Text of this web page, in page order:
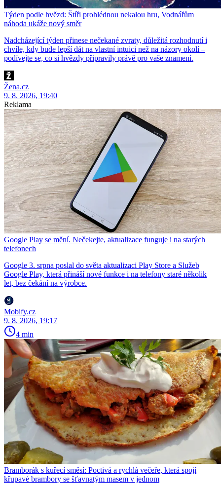
Týden podle hvězd: Štíři prohlédnou nekalou hru, Vodnářům
náhoda ukáže nový směr
Nadcházející týden přinese nečekané zvraty, důležitá rozhodnutí i
chvíle, kdy bude lepší dát na vlastní intuici než na názory okolí –
podívejte se, co si hvězdy připravily právě pro vaše znamení.
Žena.cz
9. 8. 2026, 19:40
Reklama
Google Play se mění. Nečekejte, aktualizace funguje i na starých
telefonech
Google 3. srpna poslal do světa aktualizaci Play Store a Služeb
Google Play, která přináší nové funkce i na telefony staré několik
let, bez čekání na výrobce.
Mobify.cz
9. 8. 2026, 19:17
4 min
Bramborák s kuřecí směsí: Poctivá a rychlá večeře, která spojí
křupavé brambory se šťavnatým masem v jednom